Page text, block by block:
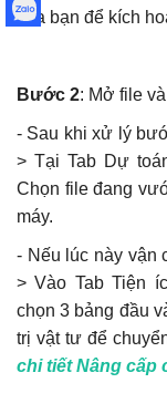
của bạn để kích
Bước 2: Mở file
- Sau khi xử lý
> Tại Tab Dự
Chọn file đang
máy.
- Nếu lúc này vận
> Vào Tab Tiện
chọn 3 bảng đầu
trị vật tư để
chi tiết Nâng cấp